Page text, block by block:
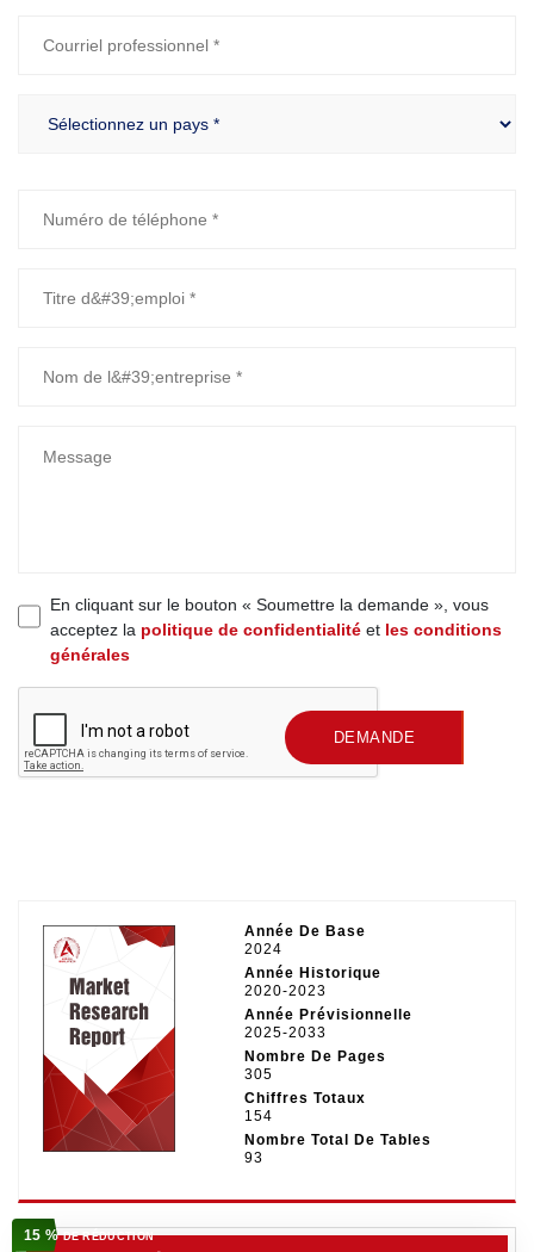
En cliquant sur le bouton « Soumettre la demande », vous
acceptez la politique de confidentialité et les conditions
générales
SOUMETTRE UNE DEMANDE
Année De Base
2024
Année Historique
2020-2023
Année Prévisionnelle
2025-2033
Nombre De Pages
305
Chiffres Totaux
154
Nombre Total De Tables
93
15 %DE RÉDUCTION